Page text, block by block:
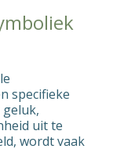
specifieke
uit te
wordt vaak